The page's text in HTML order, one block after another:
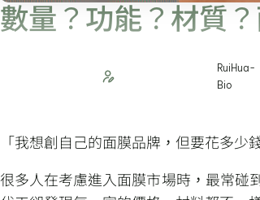
數量？功能？材質
RuiHua-
Bio
「我想創自己的面膜品牌，但要花多少
很多人在考慮進入面膜市場時，最常碰